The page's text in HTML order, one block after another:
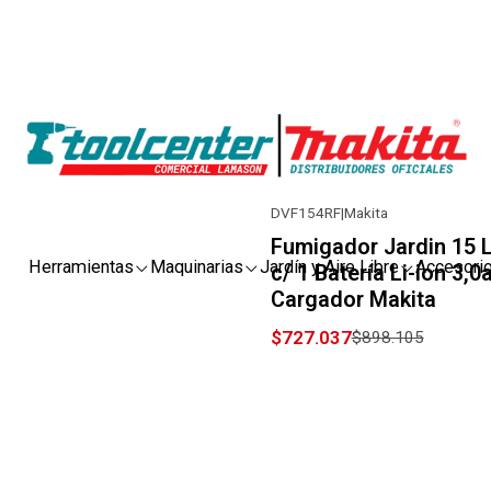
Herramientas Maquinarias Jardín y Aire Libre
DVF154RF|Makita
Fumigador Jardin 15
c/ 1 Batería Li-ion
Cargador Makita
$727.037$898.105